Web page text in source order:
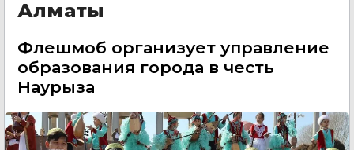
Алматы
Флешмоб организует управление
образования города в честь
Наурыза